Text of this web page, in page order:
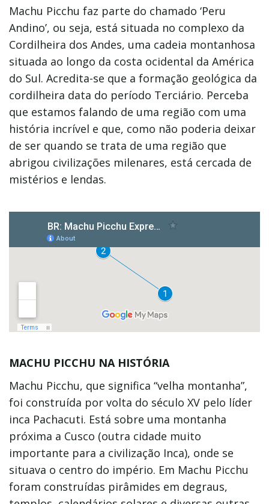
Machu Picchu faz parte do chamado ‘Peru
Andino’, ou seja, está situada no complexo da
Cordilheira dos Andes, uma cadeia montanhosa
situada ao longo da costa ocidental da América
do Sul. Acredita-se que a formação geológica da
cordilheira data do período Terciário. Perceba
que estamos falando de uma região com uma
história incrível e que, como não poderia deixar
de ser quando se trata de uma região que
abrigou civilizações milenares, está cercada de
mistérios e lendas.
MACHU PICCHU NA HISTÓRIA
Machu Picchu, que significa “velha montanha”,
foi construída por volta do século XV pelo líder
inca Pachacuti. Está sobre uma montanha
próxima a Cusco (outra cidade muito
importante para a civilização Inca), onde se
situava o centro do império. Em Machu Picchu
foram construídas pirâmides em degraus,